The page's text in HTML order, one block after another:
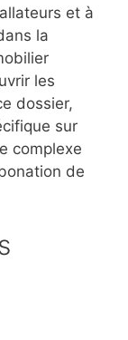
et à
la
les
dossier,
sur
complexe
de